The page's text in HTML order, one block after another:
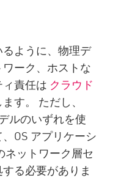
ように、物理デ
ーク、ホストな
責任は クラウド
す。 ただし、
ルのいずれを使
OS アプリケーシ
ネットワーク層セ
る必要がありま